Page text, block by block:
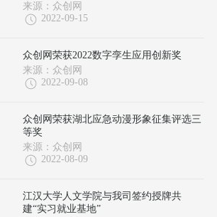
来源：众创网
2022-09-15
众创网荣获2022数字孪生应用创新奖
来源：众创网
2022-09-08
众创网荣获湖北应急动漫形象征集评选三
等奖
来源：众创网
2022-08-09
江汉大学人文学院与我司签约授牌共
建“实习就业基地”